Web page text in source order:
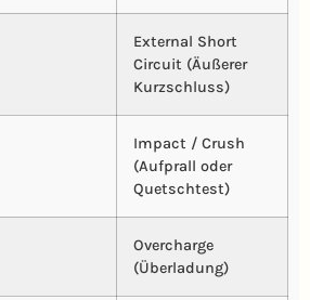
External Short
Circuit (Äußerer
Kurzschluss)
Impact / Crush
(Aufprall oder
Quetschtest)
Overcharge
(Überladung)